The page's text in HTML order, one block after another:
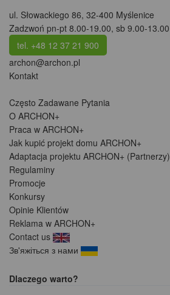
ul. Słowackiego 86, 32-400 Myślenice
Zadzwoń pn-pt 8.00-19.00, sb 9.00-13.00
tel. +48 12 37 21 900
archon@archon.pl
Kontakt
Często Zadawane Pytania
O ARCHON+
Praca w ARCHON+
Jak kupić projekt domu ARCHON+
Adaptacja projektu ARCHON+ (Partnerzy)
Regulaminy
Promocje
Konkursy
Opinie Klientów
Reklama w ARCHON+
Contact us
Зв'яжіться з нами
Dlaczego warto?